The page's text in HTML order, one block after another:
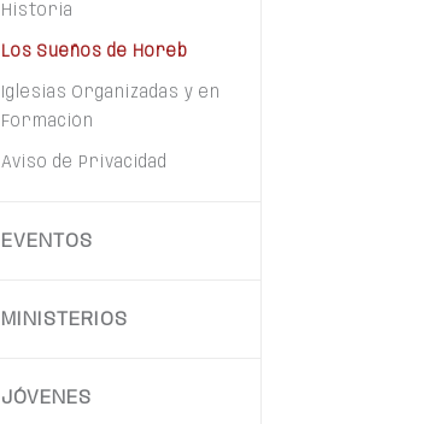
Historia
Los Sueños de Horeb
Iglesias Organizadas y en
Formación
Aviso de Privacidad
EVENTOS
MINISTERIOS
JÓVENES